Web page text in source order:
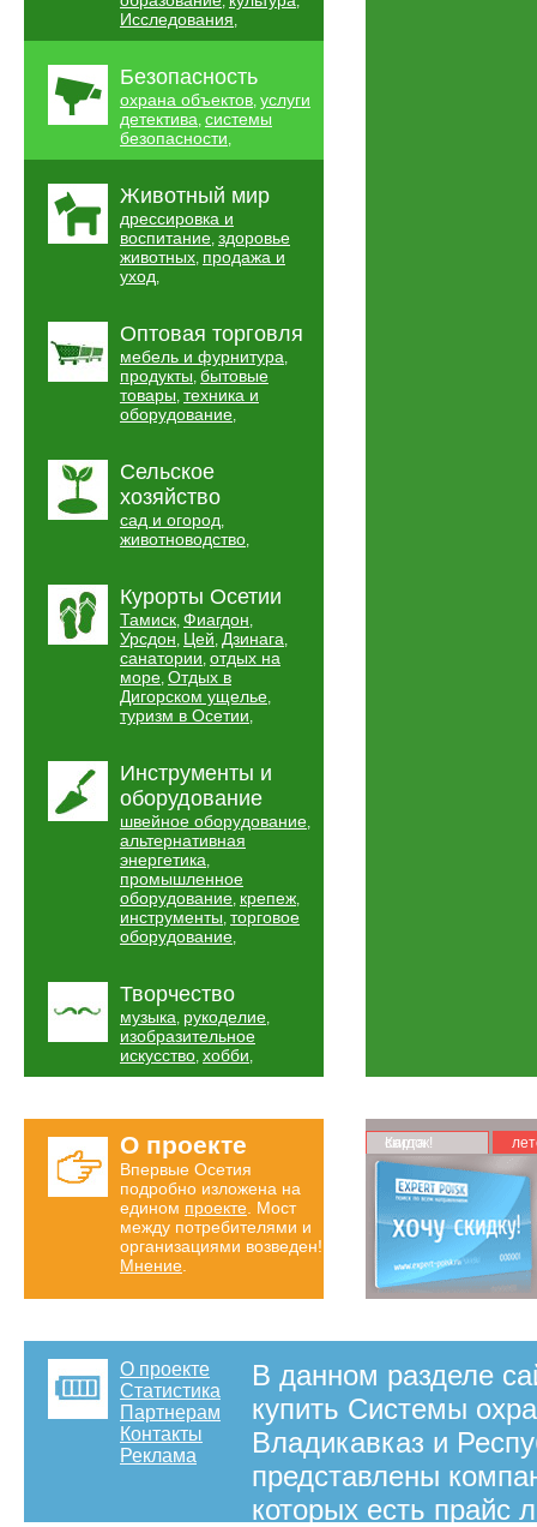
Исследования,
Безопасность
охрана объектов, услуги
детектива, системы
безопасности,
Животный мир
дрессировка и
воспитание, здоровье
животных, продажа и
уход,
Оптовая торговля
мебель и фурнитура,
продукты, бытовые
товары, техника и
оборудование,
Сельское
хозяйство
сад и огород,
животноводство,
Курорты Осетии
Тамиск, Фиагдон,
Урсдон, Цей, Дзинага,
санатории, отдых на
море, Отдых в
Дигорском ущелье,
туризм в Осетии,
Инструменты и
оборудование
швейное оборудование,
альтернативная
энергетика,
промышленное
оборудование, крепеж,
инструменты, торговое
оборудование,
Творчество
музыка, рукоделие,
изобразительное
искусство, хобби,
О проекте
Впервые Осетия
подробно изложена на
едином проекте . Мост
между потребителями и
организациями возведен!
Мнение
Карта скидок!
О проекте
Статистика
Партнерам
Контакты
Реклама
В данном разделе
купить Системы
Владикавказ и
представлены
которых есть прайс